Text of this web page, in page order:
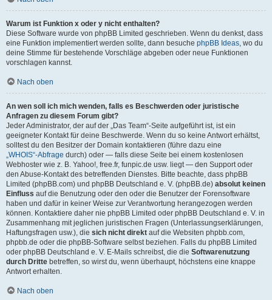
Warum ist Funktion x oder y nicht enthalten?
Diese Software wurde von phpBB Limited geschrieben. Wenn du denkst, dass
eine Funktion implementiert werden sollte, dann besuche phpBB Ideas, wo du
deine Stimme für bestehende Vorschläge abgeben oder neue Funktionen
vorschlagen kannst.
Nach oben
An wen soll ich mich wenden, falls es Beschwerden oder juristische
Anfragen zu diesem Forum gibt?
Jeder Administrator, der auf der „Das Team“-Seite aufgeführt ist, ist ein
geeigneter Kontakt für deine Beschwerde. Wenn du so keine Antwort erhältst,
solltest du den Besitzer der Domain kontaktieren (führe dazu eine
„WHOIS“-Abfrage durch) oder — falls diese Seite bei einem kostenlosen
Webhoster wie z. B. Yahoo!, free.fr, funpic.de usw. liegt — den Support oder
den Abuse-Kontakt des betreffenden Dienstes. Bitte beachte, dass phpBB
Limited (phpBB.com) und phpBB Deutschland e. V. (phpBB.de) absolut keinen
Einfluss auf die Benutzung oder den oder die Benutzer der Forensoftware
haben und dafür in keiner Weise zur Verantwortung herangezogen werden
können. Kontaktiere daher nie phpBB Limited oder phpBB Deutschland e. V. in
Zusammenhang mit jeglichen juristischen Fragen (Unterlassungserklärungen,
Haftungsfragen usw.), die sich nicht direkt auf die Websiten phpbb.com,
phpbb.de oder die phpBB-Software selbst beziehen. Falls du phpBB Limited
oder phpBB Deutschland e. V. E-Mails schreibst, die die Softwarenutzung
durch Dritte betreffen, so wirst du, wenn überhaupt, höchstens eine knappe
Antwort erhalten.
Nach oben